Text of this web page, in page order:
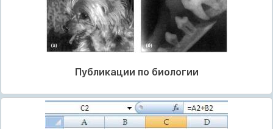
Публикации по биологии